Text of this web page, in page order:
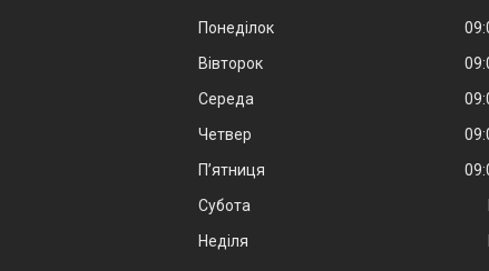
Понеділок
Вівторок
Середа
Четвер
Пʼятниця
Субота
Неділя